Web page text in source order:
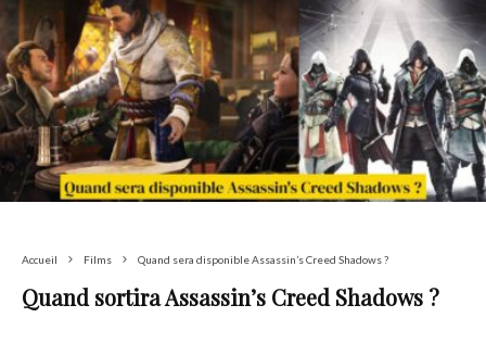
Accueil Films Quand sera disponible Assassin’s Creed Shadows ?
Quand sortira Assassin’s Creed Shadows ?